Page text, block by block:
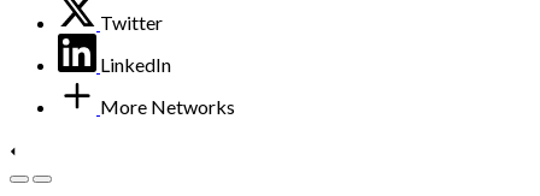
Twitter
LinkedIn
More Networks